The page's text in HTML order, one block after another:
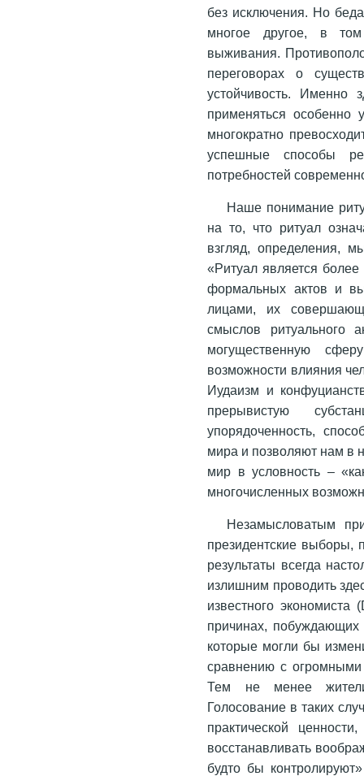
без исключения. Но
многое другое, в
выживания.
переговорах о
устойчивость. Именно
применяться особенно
многократно
успешные способы
потребностей
Наше понимание
на то, что ритуал
взгляд, определения,
«Ритуал является
формальных актов и
лицами, их
смыслов ритуального
могущественную
возможности влияния
Иудаизм и
прерывистую
упорядоченность,
мира и позволяют нам в
мир в условность –
многочисленных
Незамысловатым
президентские
результаты всегда
излишним проводить
известного
причинах,
которые могли бы
сравнению с огромными
Тем не менее жители
Голосование в таких
практической
восстанавливать
будто бы